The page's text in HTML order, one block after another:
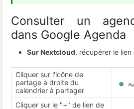
Consulter un
dans Google Agenda
Sur Nextcloud, récupérer le
Cliquer sur l'icône de
partage à droite du
calendrier à partager
Cliquer sur le "+" de lien de